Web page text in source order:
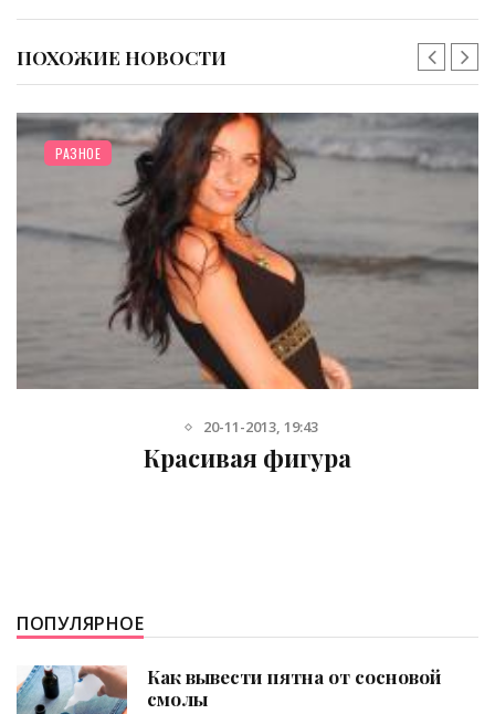
ПОХОЖИЕ НОВОСТИ
РАЗНОЕ
21-07-2020, 20:18
Целлюлит: привычки,
ПОПУЛЯРНОЕ
Как вывести пятна от сосновой
смолы